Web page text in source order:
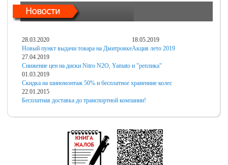
28.03.2020
Новый пункт выдачи товара на Дмитровке
18.05.2019
Акция лето 2019
27.04.2019
Снижение цен на диски Nitro N2O, Yamato и "реплика"
01.03.2019
Скидка на шиномонтаж 50% и бесплатное хранениие колес
22.01.2015
Бесплатная доставка до транспортной компании!